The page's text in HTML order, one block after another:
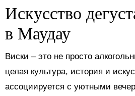
Искусство
в Маудау
Виски – это не просто
целая культура, история и
ассоциируется с уютными